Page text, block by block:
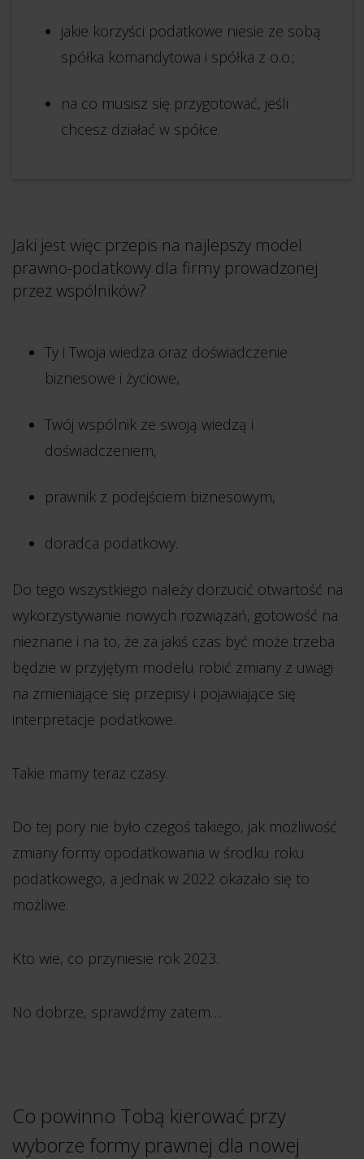
jakie korzyści podatkowe niesie ze sobą
spółka komandytowa i spółka z o.o.;
na co musisz się przygotować, jeśli
chcesz działać w spółce.
Jaki jest więc przepis na najlepszy model
prawno-podatkowy dla firmy prowadzonej
przez wspólników?
Ty i Twoja wiedza oraz doświadczenie
biznesowe i życiowe,
Twój wspólnik ze swoją wiedzą i
doświadczeniem,
prawnik z podejściem biznesowym,
doradca podatkowy.
Do tego wszystkiego należy dorzucić otwartość na
wykorzystywanie nowych rozwiązań, gotowość na
nieznane i na to, że za jakiś czas być może trzeba
będzie w przyjętym modelu robić zmiany z uwagi
na zmieniające się przepisy i pojawiające się
interpretacje podatkowe.
Takie mamy teraz czasy.
Do tej pory nie było czegoś takiego, jak możliwość
zmiany formy opodatkowania w środku roku
podatkowego, a jednak w 2022 okazało się to
możliwe.
Kto wie, co przyniesie rok 2023.
No dobrze, sprawdźmy zatem…
Co powinno Tobą kierować przy
wyborze formy prawnej dla nowej